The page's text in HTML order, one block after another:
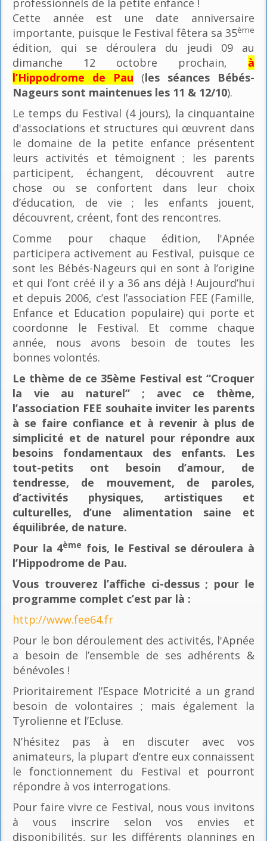
Cette année est une date anniversaire
importante, puisque le Festival fêtera sa 35ème
édition, qui se déroulera du jeudi 09 au
dimanche 12 octobre prochain, à
l’Hippodrome de Pau (les séances Bébés-
Nageurs sont maintenues les 11 & 12/10).
Le temps du Festival (4 jours), la cinquantaine
d'associations et structures qui œuvrent dans
le domaine de la petite enfance présentent
leurs activités et témoignent ; les parents
participent, échangent, découvrent autre
chose ou se confortent dans leur choix
d’éducation, de vie ; les enfants jouent,
découvrent, créent, font des rencontres.
Comme pour chaque édition, l'Apnée
participera activement au Festival, puisque ce
sont les Bébés-Nageurs qui en sont à l’origine
et qui l’ont créé il y a 36 ans déjà ! Aujourd’hui
et depuis 2006, c’est l’association FEE (Famille,
Enfance et Education populaire) qui porte et
coordonne le Festival. Et comme chaque
année, nous avons besoin de toutes les
bonnes volontés.
Le thème de ce 35ème Festival est “Croquer
la vie au naturel” ; avec ce thème,
l’association FEE souhaite inviter les parents
à se faire confiance et à revenir à plus de
simplicité et de naturel pour répondre aux
besoins fondamentaux des enfants. Les
tout-petits ont besoin d’amour, de
tendresse, de mouvement, de paroles,
d’activités physiques, artistiques et
culturelles, d’une alimentation saine et
équilibrée, de nature.
Pour la 4ème fois, le Festival se déroulera à
l’Hippodrome de Pau.
Vous trouverez l’affiche ci-dessus ; pour le
programme complet c’est par là :
http://www.fee64.fr
Pour le bon déroulement des activités, l'Apnée
a besoin de l’ensemble de ses adhérents &
bénévoles !
Prioritairement l’Espace Motricité a un grand
besoin de volontaires ; mais également la
Tyrolienne et l’Ecluse.
N’hésitez pas à en discuter avec vos
animateurs, la plupart d’entre eux connaissent
le fonctionnement du Festival et pourront
répondre à vos interrogations.
Pour faire vivre ce Festival, nous vous invitons
à vous inscrire selon vos envies et
disponibilités, sur les différents plannings en